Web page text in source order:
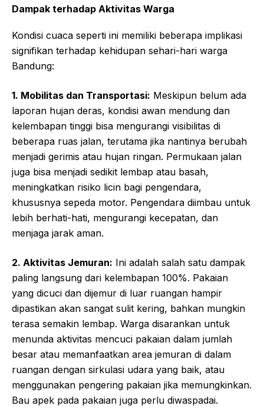
Dampak terhadap Aktivitas Warga
Kondisi cuaca seperti ini memiliki beberapa implikasi
signifikan terhadap kehidupan sehari-hari warga
Bandung:
1. Mobilitas dan Transportasi: Meskipun belum ada
laporan hujan deras, kondisi awan mendung dan
kelembapan tinggi bisa mengurangi visibilitas di
beberapa ruas jalan, terutama jika nantinya berubah
menjadi gerimis atau hujan ringan. Permukaan jalan
juga bisa menjadi sedikit lembap atau basah,
meningkatkan risiko licin bagi pengendara,
khususnya sepeda motor. Pengendara diimbau untuk
lebih berhati-hati, mengurangi kecepatan, dan
menjaga jarak aman.
2. Aktivitas Jemuran: Ini adalah salah satu dampak
paling langsung dari kelembapan 100%. Pakaian
yang dicuci dan dijemur di luar ruangan hampir
dipastikan akan sangat sulit kering, bahkan mungkin
terasa semakin lembap. Warga disarankan untuk
menunda aktivitas mencuci pakaian dalam jumlah
besar atau memanfaatkan area jemuran di dalam
ruangan dengan sirkulasi udara yang baik, atau
menggunakan pengering pakaian jika memungkinkan.
Bau apek pada pakaian juga perlu diwaspadai.